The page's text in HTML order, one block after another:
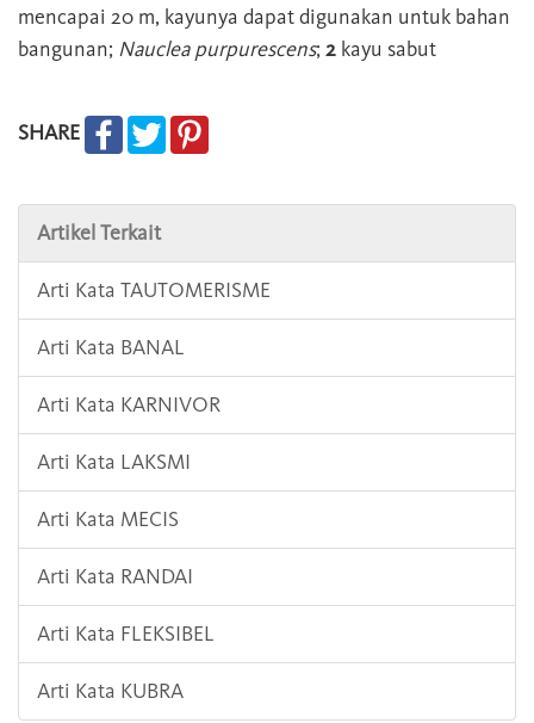
mencapai 20 m, kayunya dapat digunakan untuk bahan
bangunan; Nauclea purpurescens; 2 kayu sabut
SHARE
Artikel Terkait
Arti Kata TAUTOMERISME
Arti Kata BANAL
Arti Kata KARNIVOR
Arti Kata LAKSMI
Arti Kata MECIS
Arti Kata RANDAI
Arti Kata FLEKSIBEL
Arti Kata KUBRA